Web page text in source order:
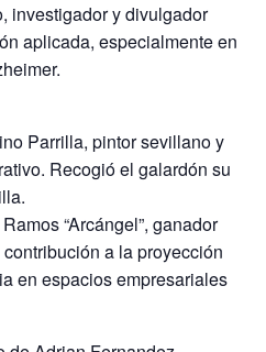
investigador y divulgador
aplicada, especialmente en
Parrilla, pintor sevillano y
Recogió el galardón su
“Arcángel”, ganador
a la proyección
en espacios empresariales